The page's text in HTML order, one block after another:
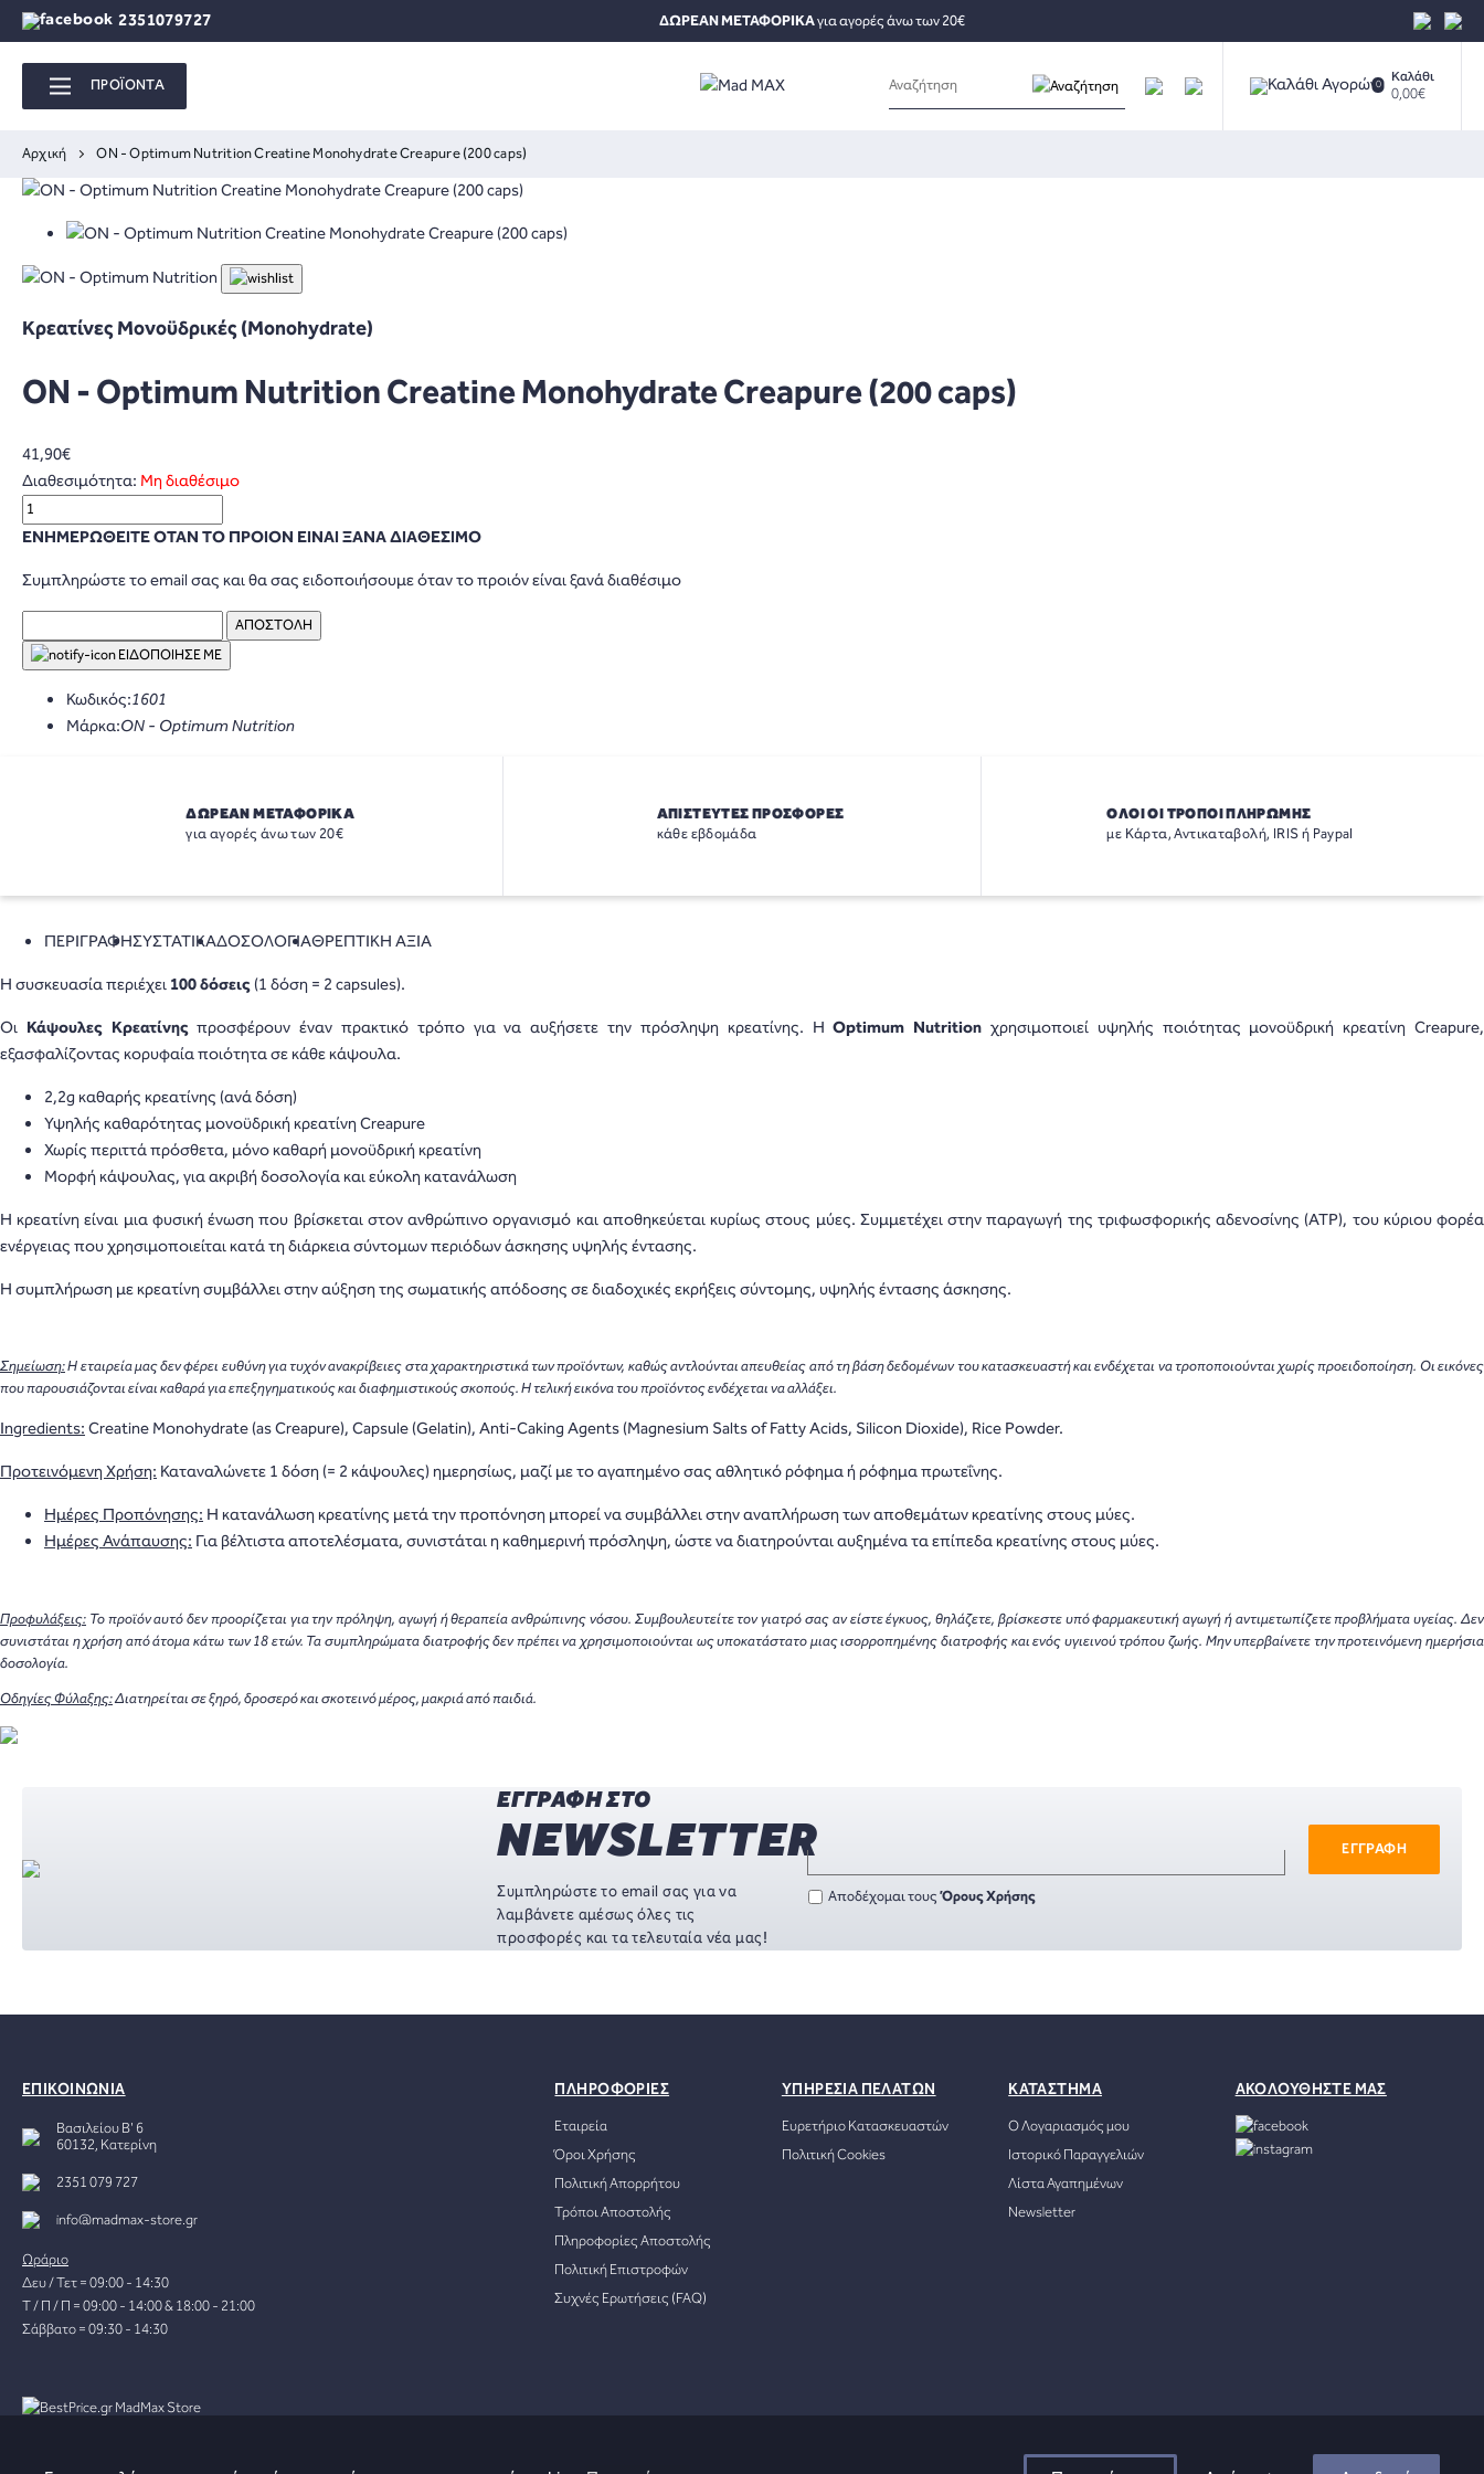
2351079727 ΔΩΡΕΑΝ ΜΕΤΑΦΟΡΙΚΑγια αγορές άνω των 20€
ΠΡΟΪΟΝΤΑ 0 Καλάθι
0,00€
Αρχική ON - Optimum Nutrition Creatine Monohydrate Creapure (200 caps)
Κρεατίνες Μονοϋδρικές (Monohydrate)
ON - Optimum Nutrition Creatine Monohydrate Creapure (200 caps)
41,90€
Διαθεσιμότητα: Μη διαθέσιμο
ΕΝΗΜΕΡΩΘΕΙΤΕ ΟΤΑΝ ΤΟ ΠΡΟΙΟΝ ΕΙΝΑΙ ΞΑΝΑ ΔΙΑΘΕΣΙΜΟ
Συμπληρώστε το email σας και θα σας ειδοποιήσουμε όταν το προιόν είναι ξανά διαθέσιμο
ΕΙΔΟΠΟΙΗΣΕ ΜΕ
Κωδικός:1601
Μάρκα:ON - Optimum Nutrition
ΔΩΡΕΑΝ ΜΕΤΑΦΟΡΙΚΑ
για αγορές άνω των 20€
ΑΠΙΣΤΕΥΤΕΣ ΠΡΟΣΦΟΡΕΣ
κάθε εβδομάδα
ΟΛΟΙ ΟΙ ΤΡΟΠΟΙ ΠΛΗΡΩΜΗΣ
με Κάρτα, Αντικαταβολή, IRIS ή Paypal
ΠΕΡΙΓΡΑΦΗΣΥΣΤΑΤΙΚΑΔΟΣΟΛΟΓΙΑΘΡΕΠΤΙΚΗ ΑΞΙΑ
Η συσκευασία περιέχει100 δόσεις(1 δόση = 2 capsules).
Οι Κάψουλες Κρεατίνηςπροσφέρουν έναν πρακτικό τρόπο για να αυξήσετε την πρόσληψη κρεατίνης. ΗOptimum Nutrition χρησιμοποιεί υψηλής ποιότητας μονοϋδρική κρεατίνη Creapure,
εξασφαλίζοντας κορυφαία ποιότητα σε κάθε κάψουλα.
2,2g καθαρής κρεατίνης (ανά δόση)
Υψηλής καθαρότητας μονοϋδρική κρεατίνη Creapure
Χωρίς περιττά πρόσθετα, μόνο καθαρή μονοϋδρική κρεατίνη
Μορφή κάψουλας, για ακριβή δοσολογία και εύκολη κατανάλωση
Η κρεατίνη είναι μια φυσική ένωση που βρίσκεται στον ανθρώπινο οργανισμό και αποθηκεύεται κυρίως στους μύες. Συμμετέχει στην παραγωγή της τριφωσφορικής αδενοσίνης (ATP), του κύριου φορέα
ενέργειας που χρησιμοποιείται κατά τη διάρκεια σύντομων περιόδων άσκησης υψηλής έντασης.
Η συμπλήρωση με κρεατίνη συμβάλλει στην αύξηση της σωματικής απόδοσης σε διαδοχικές εκρήξεις σύντομης, υψηλής έντασης άσκησης.
Σημείωση:Η εταιρεία μας δεν φέρει ευθύνη για τυχόν ανακρίβειες στα χαρακτηριστικά των προϊόντων, καθώς αντλούνται απευθείας από τη βάση δεδομένων του κατασκευαστή και ενδέχεται να τροποποιούνται χωρίς προειδοποίηση. Οι εικόνες
που παρουσιάζονται είναι καθαρά για επεξηγηματικούς και διαφημιστικούς σκοπούς. Η τελική εικόνα του προϊόντος ενδέχεται να αλλάξει.
Ingredients:Creatine Monohydrate (as Creapure), Capsule (Gelatin), Anti-Caking Agents (Magnesium Salts of Fatty Acids, Silicon Dioxide), Rice Powder.
Προτεινόμενη Χρήση:Καταναλώνετε 1 δόση (= 2 κάψουλες) ημερησίως, μαζί με το αγαπημένο σας αθλητικό ρόφημα ή ρόφημα πρωτεΐνης.
Ημέρες Προπόνησης:Η κατανάλωση κρεατίνης μετά την προπόνηση μπορεί να συμβάλλει στην αναπλήρωση των αποθεμάτων κρεατίνης στους μύες.
Ημέρες Ανάπαυσης:Για βέλτιστα αποτελέσματα, συνιστάται η καθημερινή πρόσληψη, ώστε να διατηρούνται αυξημένα τα επίπεδα κρεατίνης στους μύες.
Προφυλάξεις: Το προϊόν αυτό δεν προορίζεται για την πρόληψη, αγωγή ή θεραπεία ανθρώπινης νόσου. Συμβουλευτείτε τον γιατρό σας αν είστε έγκυος, θηλάζετε, βρίσκεστε υπό φαρμακευτική αγωγή ή αντιμετωπίζετε προβλήματα υγείας. Δεν
συνιστάται η χρήση από άτομα κάτω των 18 ετών. Τα συμπληρώματα διατροφής δεν πρέπει να χρησιμοποιούνται ως υποκατάστατο μιας ισορροπημένης διατροφής και ενός υγιεινού τρόπου ζωής. Μην υπερβαίνετε την προτεινόμενη ημερήσια
δοσολογία.
Οδηγίες Φύλαξης:Διατηρείται σε ξηρό, δροσερό και σκοτεινό μέρος, μακριά από παιδιά.
ΕΓΓΡΑΦΗ ΣΤΟ
NEWSLETTER
Συμπληρώστε το email σας για να
λαμβάνετε αμέσως όλες τις
προσφορές και τα τελευταία νέα μας!
ΕΓΓΡΑΦΗ
Αποδέχομαι τουςΌρους Χρήσης
ΕΠΙΚΟΙΝΩΝΙΑ
Βασιλείου Β' 6
60132, Κατερίνη
2351 079 727
info@madmax-store.gr
Ωράριο
Δευ / Τετ = 09:00 - 14:30
Τ / Π / Π = 09:00 - 14:00 & 18:00 - 21:00
Σάββατο = 09:30 - 14:30
ΠΛΗΡΟΦΟΡΙΕΣ
Εταιρεία
Όροι Χρήσης
Πολιτική Απορρήτου
Τρόποι Αποστολής
Πληροφορίες Αποστολής
Πολιτική Επιστροφών
Συχνές Ερωτήσεις (FAQ)
ΥΠΗΡΕΣΙΑ ΠΕΛΑΤΩΝ
Ευρετήριο Κατασκευαστών
Πολιτική Cookies
ΚΑΤΑΣΤΗΜΑ
Ο Λογαριασμός μου
Ιστορικό Παραγγελιών
Λίστα Αγαπημένων
Newsletter
ΑΚΟΛΟΥΘΗΣΤΕ ΜΑΣ